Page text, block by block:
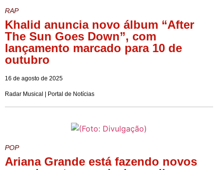
RAP
Khalid anuncia novo álbum “After
The Sun Goes Down”, com
lançamento marcado para 10 de
outubro
16 de agosto de 2025
Radar Musical | Portal de Notícias
POP
Ariana Grande está fazendo novos